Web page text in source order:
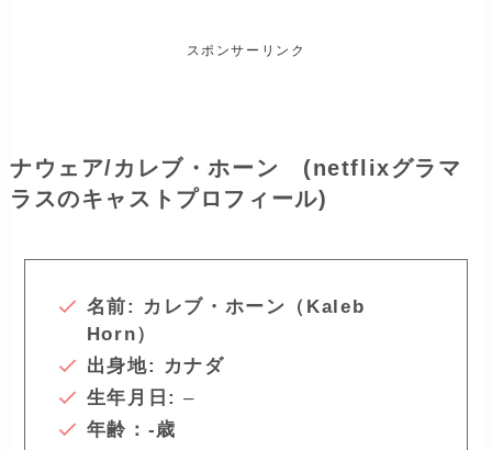
スポンサーリンク
ナウェア/カレブ・ホーン (netflixグラマ
ラスのキャストプロフィール)
名前: カレブ・ホーン（Kaleb
Horn）
出身地:
カナダ
生年月日:–
年齢：-歳